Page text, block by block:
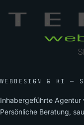
WEBDESIGN & KI —
Inhabergeführte Agentur
Persönliche Beratung,